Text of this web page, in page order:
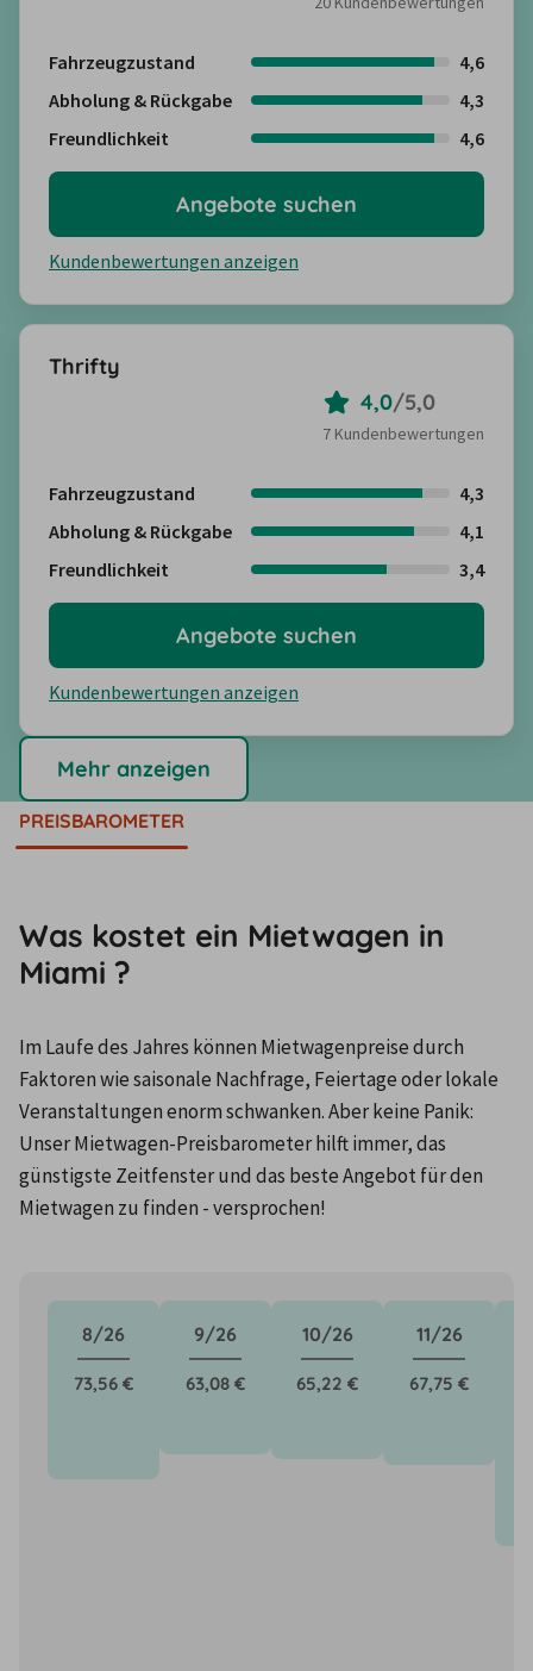
Fahrzeugzustand
4,6
Abholung & Rückgabe
4,3
Freundlichkeit
4,6
Kundenbewertungen anzeigen
Angebote suchen
Thrifty
4,0/5,0
7 Kundenbewertungen
Fahrzeugzustand
4,3
Abholung & Rückgabe
4,1
Freundlichkeit
3,4
Kundenbewertungen anzeigen
Angebote suchen
Mehr anzeigen
PREISBAROMETER
Was kostet ein Mietwagen in
Miami ?
Im Laufe des Jahres können Mietwagenpreise durch
Faktoren wie saisonale Nachfrage, Feiertage oder lokale
Veranstaltungen enorm schwanken. Aber keine Panik:
Unser Mietwagen-Preisbarometer hilft immer, das
günstigste Zeitfenster und das beste Angebot für den
Mietwagen zu finden - versprochen!
8/26
73,56 €
9/26
63,08 €
10/26
65,22 €
11/26
67,75 €